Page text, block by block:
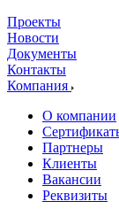
Проекты
Новости
Документы
Контакты
Компания
О компании
Партнеры
Клиенты
Вакансии
Реквизиты